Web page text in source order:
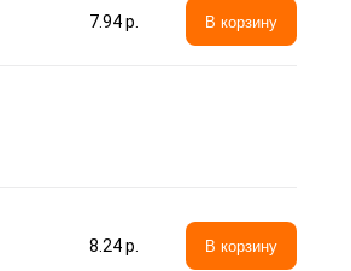
7.94 p. В корзину
8.24 p. В корзину